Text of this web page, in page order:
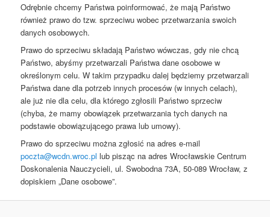
Odrębnie chcemy Państwa poinformować, że mają Państwo
również prawo do tzw. sprzeciwu wobec przetwarzania swoich
danych osobowych.
Prawo do sprzeciwu składają Państwo wówczas, gdy nie chcą
Państwo, abyśmy przetwarzali Państwa dane osobowe w
określonym celu. W takim przypadku dalej będziemy przetwarzali
Państwa dane dla potrzeb innych procesów (w innych celach),
ale już nie dla celu, dla którego zgłosili Państwo sprzeciw
(chyba, że mamy obowiązek przetwarzania tych danych na
podstawie obowiązującego prawa lub umowy).
Prawo do sprzeciwu można zgłosić na adres e-mail
poczta@wcdn.wroc.pl lub pisząc na adres Wrocławskie Centrum
Doskonalenia Nauczycieli, ul. Swobodna 73A, 50-089 Wrocław, z
dopiskiem „Dane osobowe”.